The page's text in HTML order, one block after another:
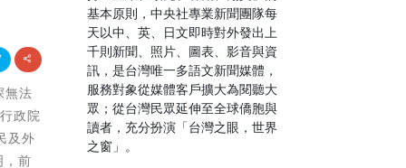
無法
政院
及外
，前
基本原則，中央社專業新聞團隊每
天以中、英、日文即時對外發出上
千則新聞、照片、圖表、影音與資
訊，是台灣唯一多語文新聞媒體，
服務對象從媒體客戶擴大為閱聽大
眾；從台灣民眾延伸至全球僑胞與
讀者，充分扮演「台灣之眼，世界
之窗」。